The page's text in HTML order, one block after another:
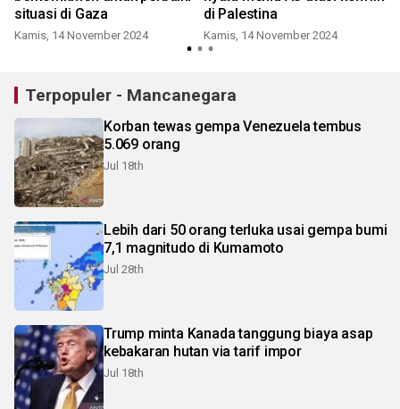
situasi di Gaza
Kamis, 14 November 2024
di Palestina
Kamis, 14 November 2024
Terpopuler - Mancanegara
Korban tewas gempa Venezuela tembus
5.069 orang
Jul 18th
Lebih dari 50 orang terluka usai gempa bumi
7,1 magnitudo di Kumamoto
Jul 28th
Trump minta Kanada tanggung biaya asap
kebakaran hutan via tarif impor
Jul 18th